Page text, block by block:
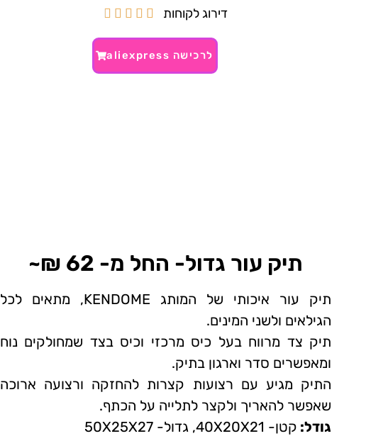
דירוג לקוחות 




לרכישה aliexpress
תיק עור גדול- החל מ- 62 ₪~
תיק עור איכותי של המותג KENDOME, מתאים לכל
הגילאים ולשני המינים.
תיק צד מרווח בעל כיס מרכזי וכיס בצד שמחולקים נוח
ומאפשרים סדר וארגון בתיק.
התיק מגיע עם רצועות קצרות להחזקה ורצועה ארוכה
שאפשר להאריך ולקצר לתלייה על הכתף.
גודל: קטן- 40X20X21, גדול- 50X25X27